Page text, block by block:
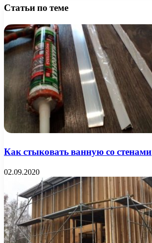
Статьи по теме
Как стыковать ванную со стенами
02.09.2020